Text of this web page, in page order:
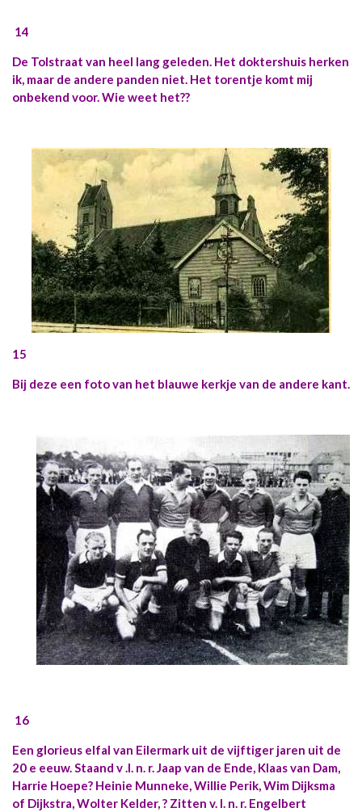
14
De Tolstraat van heel lang geleden. Het doktershuis herken
ik, maar de andere panden niet. Het torentje komt mij
onbekend voor. Wie weet het??
15
Bij deze een foto van het blauwe kerkje van de andere kant.
16
Een glorieus elfal van Eilermark uit de vijftiger jaren uit de
20 e eeuw. Staand v .l. n. r. Jaap van de Ende, Klaas van Dam,
Harrie Hoepe? Heinie Munneke, Willie Perik, Wim Dijksma
of Dijkstra, Wolter Kelder, ? Zitten v. l. n. r. Engelbert